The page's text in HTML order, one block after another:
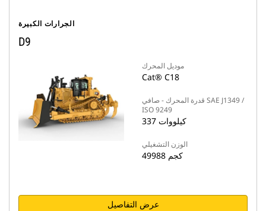
الجرارات الكبيرة
D9
موديل المحرك
Cat® C18
قدرة المحرك - صافي SAE J1349 /
ISO 9249
337 كيلووات
الوزن التشغيلي
49988 كجم
عرض التفاصيل